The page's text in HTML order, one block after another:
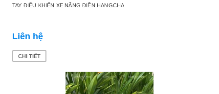
TAY ĐIỀU KHIỂN XE NÂNG ĐIỆN HANGCHA
Liên hệ
CHI TIẾT